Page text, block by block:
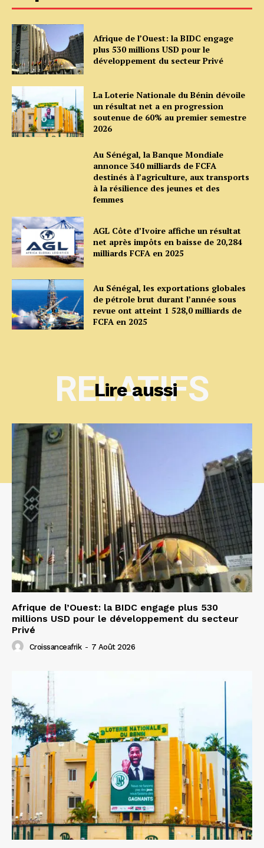
Afrique de l’Ouest: la BIDC engage
plus 530 millions USD pour le
développement du secteur Privé
La Loterie Nationale du Bénin dévoile
un résultat net a en progression
soutenue de 60% au premier semestre
2026
Au Sénégal, la Banque Mondiale
annonce 340 milliards de FCFA
destinés à l’agriculture, aux transports
à la résilience des jeunes et des
femmes
AGL Côte d’Ivoire affiche un résultat
net après impôts en baisse de 20,284
milliards FCFA en 2025
Au Sénégal, les exportations globales
de pétrole brut durant l’année sous
revue ont atteint 1 528,0 milliards de
FCFA en 2025
Lire aussi
RELATIFS
Afrique de l’Ouest: la BIDC engage plus 530
millions USD pour le développement du secteur
Privé
Croissanceafrik - 7 Août 2026